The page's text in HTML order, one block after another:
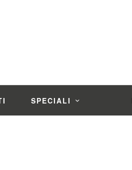
SPECIALI